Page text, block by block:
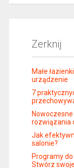
Zerknij
Małe
urządzenie
7
rozwiązania
Jak
salonie?
Programy
Stwórz